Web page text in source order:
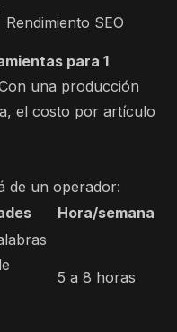
Rendimiento SEO
para 1
una producción
el costo por artículo
de un operador:
Hora/semana
5 a 8 horas